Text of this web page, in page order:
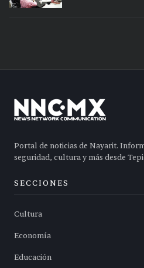
Portal de noticias de Nayarit.
seguridad, cultura y más desde
SECCIONES
Cultura
Economía
Educación